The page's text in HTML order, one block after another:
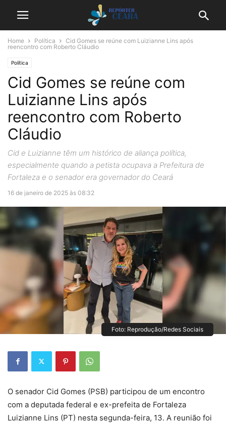
Home Política
Cid Gomes se reúne com Luizianne Lins após
reencontro com Roberto Cláudio
Política
Cid Gomes se reúne com
Luizianne Lins após
reencontro com Roberto
Cláudio
Cid e Luizianne têm um histórico de aliança política,
especialmente quando a petista ocupava a Prefeitura de
Fortaleza e o senador era governador do Ceará
16 de janeiro de 2025 às 08:32
Foto: Reprodução/Redes Sociais
O senador Cid Gomes (PSB) participou de um encontro
com a deputada federal e ex-prefeita de Fortaleza
Luizianne Lins (PT) nesta segunda-feira, 13. A reunião foi